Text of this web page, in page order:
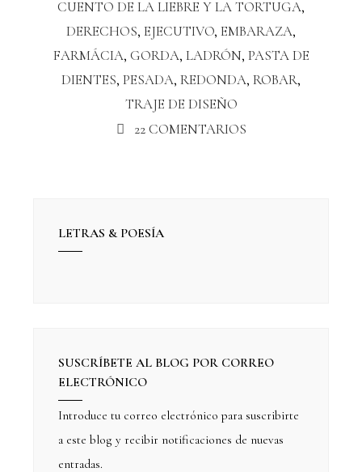
CUENTO DE LA LIEBRE Y LA TORTUGA,
DERECHOS, EJECUTIVO, EMBARAZA,
FARMÁCIA, GORDA, LADRÓN, PASTA DE
DIENTES, PESADA, REDONDA, ROBAR,
TRAJE DE DISEÑO
22 COMENTARIOS
LETRAS & POESÍA
SUSCRÍBETE AL BLOG POR CORREO
ELECTRÓNICO
Introduce tu correo electrónico para suscribirte
a este blog y recibir notificaciones de nuevas
entradas.